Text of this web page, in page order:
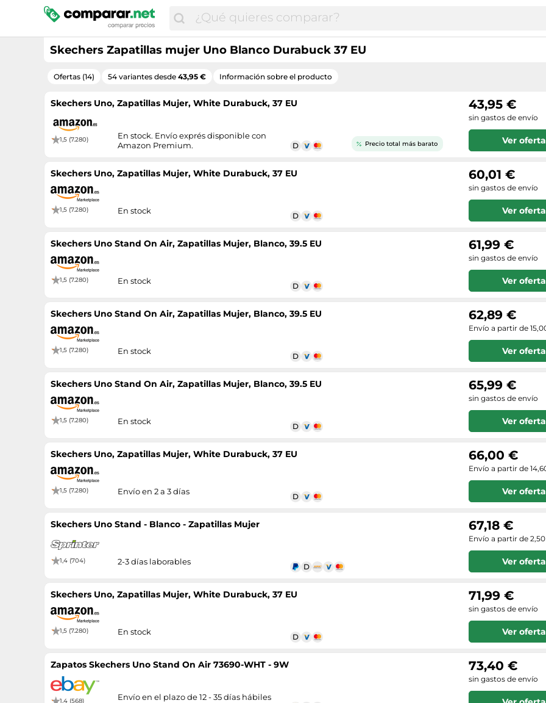
Skechers Zapatillas mujer Uno Blanco Durabuck 37 EU
Ofertas (14) 54 variantes desde 43,95 € Información sobre el producto
Skechers Uno, Zapatillas Mujer, White Durabuck, 37 EU
1,5 (7.280)
Precio total más barato
En stock. Envío exprés disponible con
Amazon Premium.
43,95 €
sin gastos de envío
Ver oferta
Skechers Uno, Zapatillas Mujer, White Durabuck, 37 EU
1,5 (7.280) En stock
60,01 €
sin gastos de envío
Ver oferta
Skechers Uno Stand On Air, Zapatillas Mujer, Blanco, 39.5 EU
1,5 (7.280) En stock
61,99 €
sin gastos de envío
Ver oferta
Skechers Uno Stand On Air, Zapatillas Mujer, Blanco, 39.5 EU
1,5 (7.280) En stock
62,89 €
Envío a partir de
Ver oferta
Skechers Uno Stand On Air, Zapatillas Mujer, Blanco, 39.5 EU
1,5 (7.280) En stock
65,99 €
sin gastos de envío
Ver oferta
Skechers Uno, Zapatillas Mujer, White Durabuck, 37 EU
1,5 (7.280) Envío en 2 a 3 días
66,00 €
Envío a partir de
Ver oferta
Skechers Uno Stand - Blanco - Zapatillas Mujer
1,4 (704) 2-3 días laborables
67,18 €
Envío a partir de
Ver oferta
Skechers Uno, Zapatillas Mujer, White Durabuck, 37 EU
1,5 (7.280) En stock
71,99 €
sin gastos de envío
Ver oferta
Zapatos Skechers Uno Stand On Air 73690-WHT - 9W
1,4 (568)
Envío en el plazo de 12 - 35 días hábiles
73,40 €
sin gastos de envío